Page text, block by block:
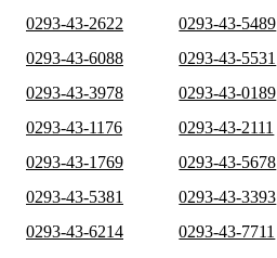
0293-43-2622
0293-43-5489
0293-43-6088
0293-43-5531
0293-43-3978
0293-43-0189
0293-43-1176
0293-43-2111
0293-43-1769
0293-43-5678
0293-43-5381
0293-43-3393
0293-43-6214
0293-43-7711